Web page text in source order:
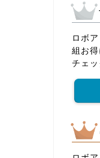
ロボ
組お
チェッ